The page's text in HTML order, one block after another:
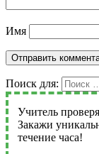
Имя
Поиск для:
Учитель
Закажи
течение часа!